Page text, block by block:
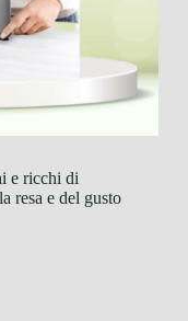
e ricchi di
resa e del gusto